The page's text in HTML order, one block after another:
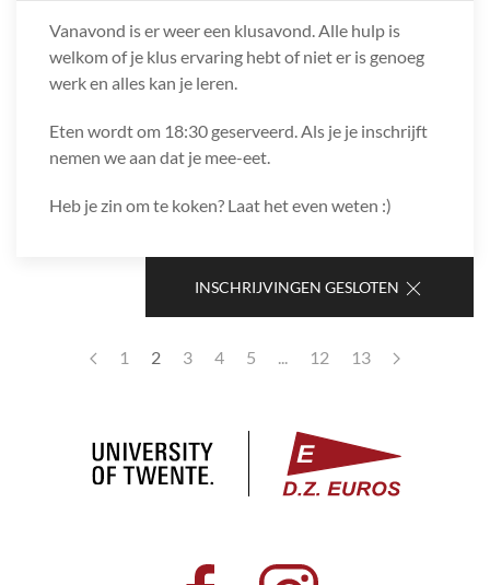
Vanavond is er weer een klusavond. Alle hulp is
welkom of je klus ervaring hebt of niet er is genoeg
werk en alles kan je leren.
Eten wordt om 18:30 geserveerd. Als je je inschrijft
nemen we aan dat je mee-eet.
Heb je zin om te koken? Laat het even weten :)
INSCHRIJVINGEN GESLOTEN
1 2 3 4 5 ... 12 13